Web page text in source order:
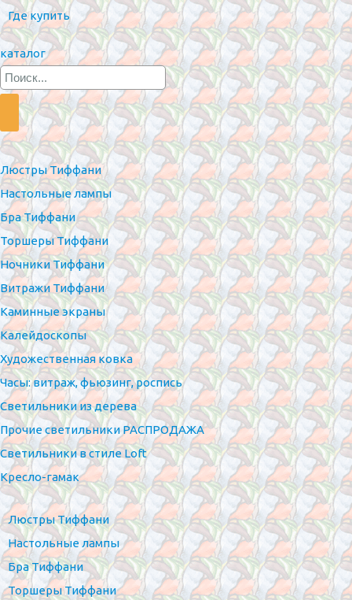
Где купить
каталог
Люстры Тиффани
Настольные лампы
Бра Тиффани
Торшеры Тиффани
Ночники Тиффани
Витражи Тиффани
Каминные экраны
Калейдоскопы
Художественная ковка
Часы: витраж, фьюзинг, роспись
Светильники из дерева
Прочие светильники РАСПРОДАЖА
Светильники в стиле Loft
Кресло-гамак
Люстры Тиффани
Настольные лампы
Бра Тиффани
Торшеры Тиффани